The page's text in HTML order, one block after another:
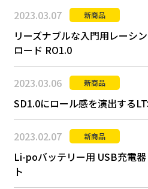
2023.03.07 新商品
リーズナブルな入門用レーシ
ロード RO1.0
2023.03.06 新商品
SD1.0にロール感を演出する
2023.02.07 新商品
Li-poバッテリー用 USB充電
ト